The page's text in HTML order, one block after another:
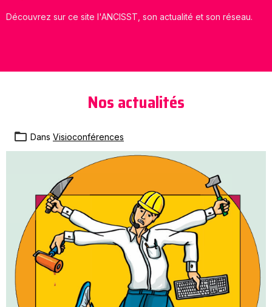
Découvrez sur ce site l'ANCISST, son actualité et son réseau.
Nos actualités
Dans Visioconférences